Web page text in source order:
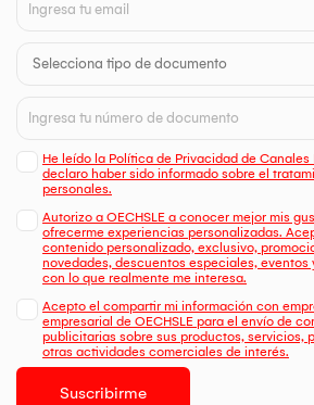
He leído la Política de Privacidad de Canales
declaro haber sido informado sobre el
personales.
Autorizo a OECHSLE a conocer mejor mis
ofrecerme experiencias personalizadas.
contenido personalizado, exclusivo,
novedades, descuentos especiales, eventos
con lo que realmente me interesa.
Acepto el compartir mi información con
empresarial de OECHSLE para el envío de
publicitarias sobre sus productos, servicios,
otras actividades comerciales de interés.
Suscribirme